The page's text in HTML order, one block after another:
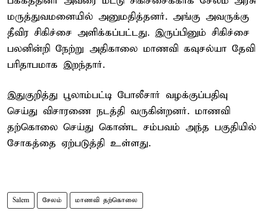
மருத்துவமனையில் அனுமதித்தனர். அங்கு அவருக்கு
தீவிர சிகிச்சை அளிக்கப்பட்டது. இருப்பினும் சிகிச்சை
பலனின்றி நேற்று அதிகாலை மாணவி கவுசல்யா தேவி
பரிதாபமாக இறந்தார்.
இதுகுறித்து பூலாம்பட்டி போலீசார் வழக்குப்பதிவு
செய்து விசாரணை நடத்தி வருகின்றனர். மாணவி
தற்கொலை செய்து கொண்ட சம்பவம் அந்த பகுதியில்
சோகத்தை ஏற்படுத்தி உள்ளது.
Salem சேலம் மாணவி தற்கொலை